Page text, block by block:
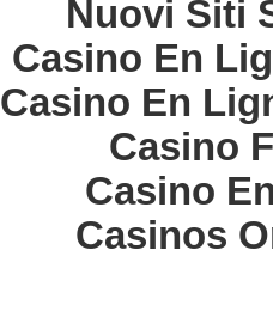
Nuovi Siti
Casino En
Casino En
Casino
Casino
Casinos